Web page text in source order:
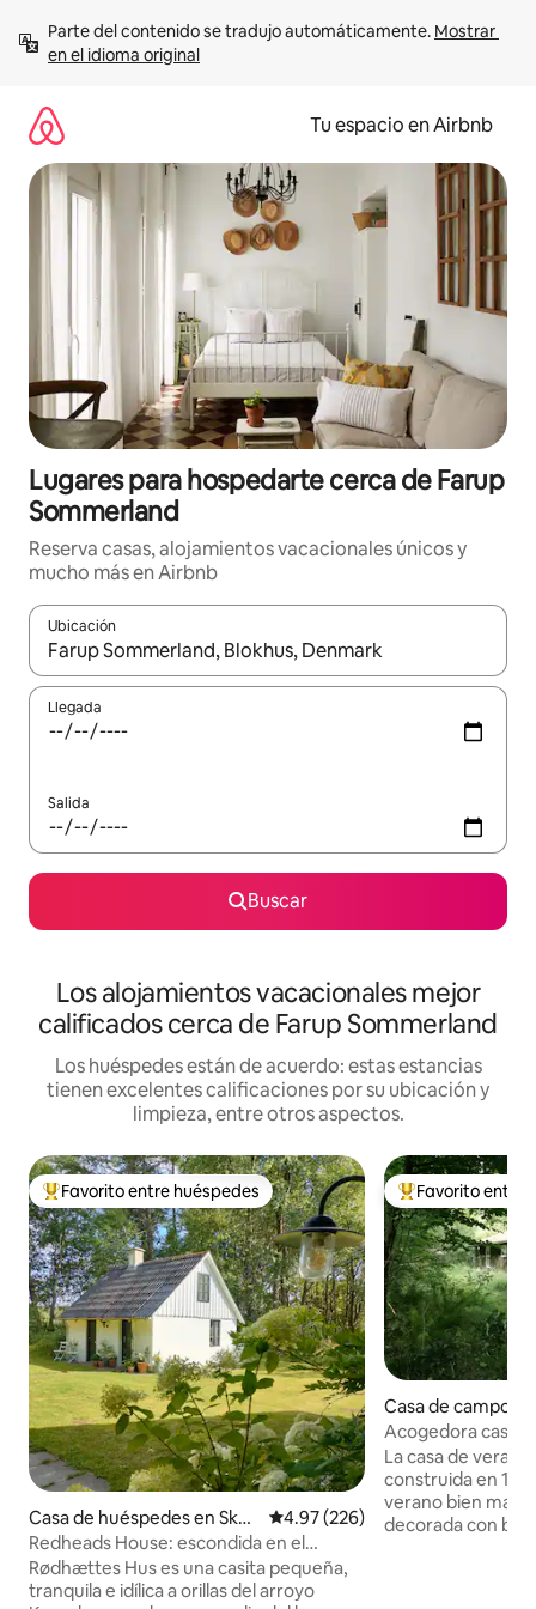
contenido
Parte del contenido se tradujo automáticamente. Mostrar
en el idioma original
Tu espacio en Airbnb
Lugares para hospedarte cerca de Farup
Sommerland
Reserva casas, alojamientos vacacionales únicos y
mucho más en Airbnb
Ubicación
Cuando los resultados estén disponibles, podrás navegar
Llegada
Salida
Buscar
Los alojamientos vacacionales mejor
calificados cerca de Farup Sommerland
Los huéspedes están de acuerdo: estas estancias
tienen excelentes calificaciones por su ubicación y
limpieza, entre otros aspectos.
De los mejores en Favorito entre huéspedes
Favorito entre huéspedes
Casa de huéspedes en Skør
ping
Calificación promedio: 4.97 de
4.97 (226)
Redheads House: escondida en el
bosque profundo y tranquilo
Rødhættes Hus es una casita pequeña,
tranquila e idílica a orillas del arroyo
De los mejores
Favorito entre
Casa de campo
Acogedora casa
barata en Løkken
La casa de
construida en
verano bien
decorada con